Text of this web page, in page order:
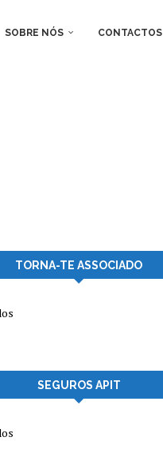
SOBRE NÓS CONTACTOS
TORNA-TE ASSOCIADO
SEGUROS APIT